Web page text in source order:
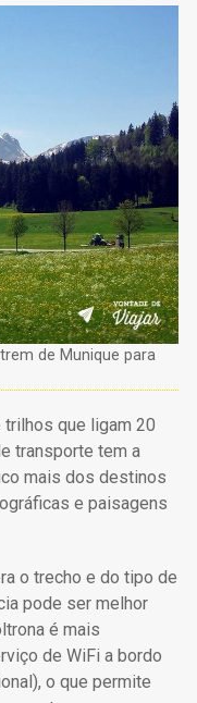
de Munique para
que ligam 20
transporte tem a
mais dos destinos
e paisagens
o trecho e do tipo de
pode ser melhor
é mais
de WiFi a bordo
o que permite